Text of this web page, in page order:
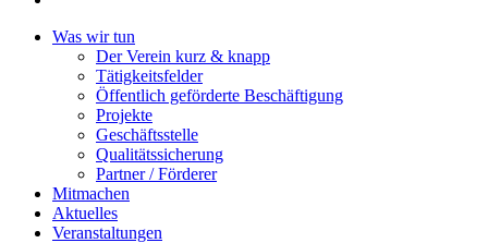
Was wir tun
Der Verein kurz & knapp
Tätigkeitsfelder
Öffentlich geförderte Beschäftigung
Projekte
Geschäftsstelle
Qualitätssicherung
Partner / Förderer
Mitmachen
Aktuelles
Veranstaltungen